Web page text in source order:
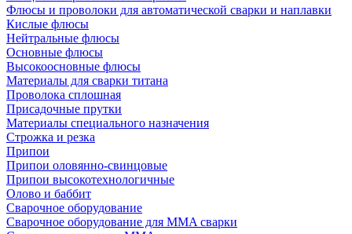
Флюсы и проволоки для автоматической сварки и наплавки
Кислые флюсы
Нейтральные флюсы
Основные флюсы
Высокоосновные флюсы
Материалы для сварки титана
Проволока сплошная
Присадочные прутки
Материалы специального назначения
Строжка и резка
Припои
Припои оловянно-свинцовые
Припои высокотехнологичные
Олово и баббит
Сварочное оборудование
Сварочное оборудование для MMA сварки